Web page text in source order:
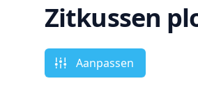
Zitkussen
Aanpassen